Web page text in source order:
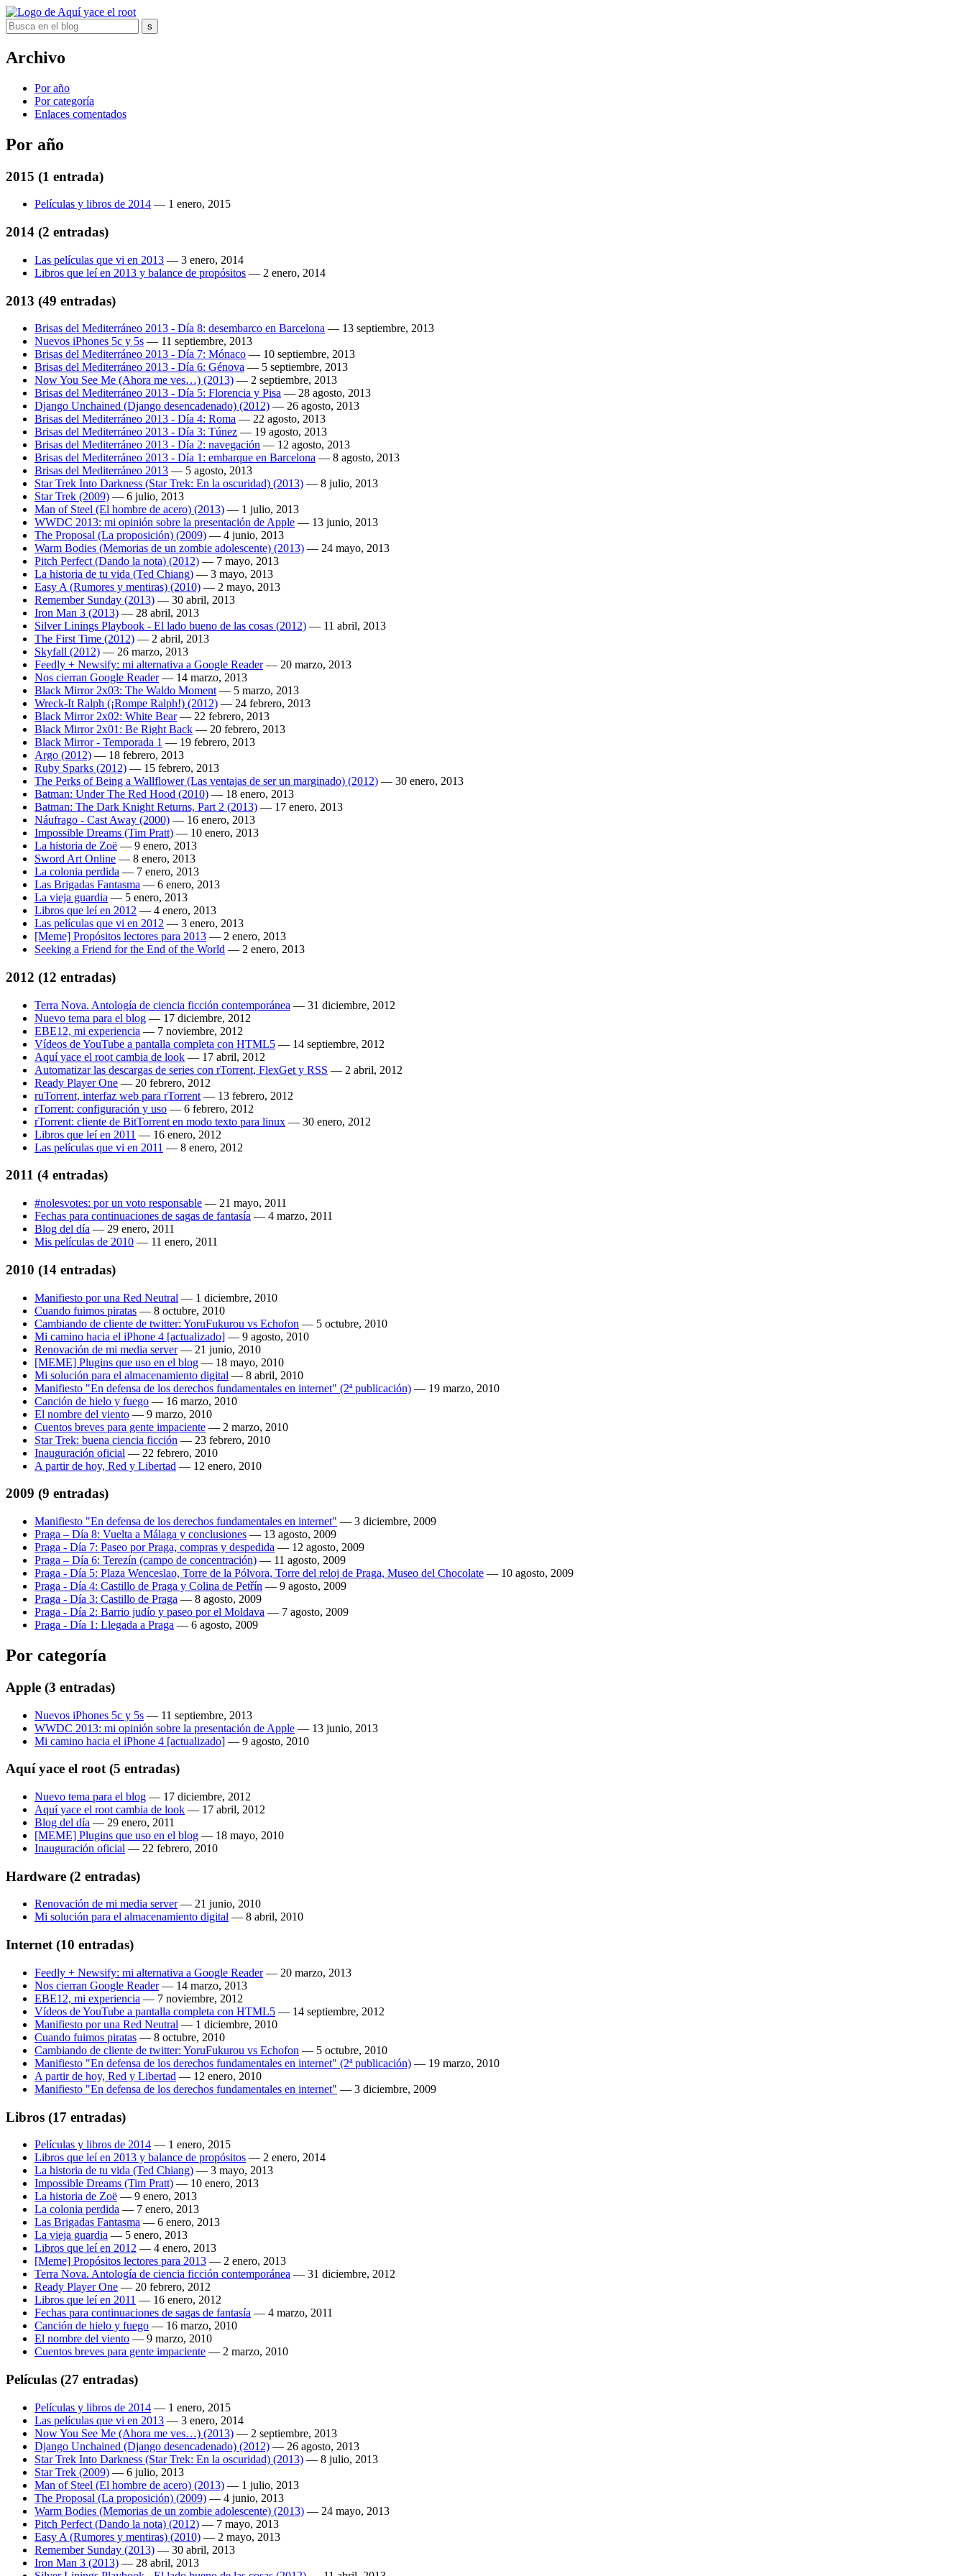
Archivo
Por año
Por categoría
Enlaces comentados
Por año
2015 (1 entrada)
Películas y libros de 2014 — 1 enero, 2015
2014 (2 entradas)
Las películas que vi en 2013 — 3 enero, 2014
Libros que leí en 2013 y balance de propósitos — 2 enero, 2014
2013 (49 entradas)
Brisas del Mediterráneo 2013 - Día 8: desembarco en Barcelona — 13 septiembre, 2013
Nuevos iPhones 5c y 5s — 11 septiembre, 2013
Brisas del Mediterráneo 2013 - Día 7: Mónaco — 10 septiembre, 2013
Brisas del Mediterráneo 2013 - Día 6: Génova — 5 septiembre, 2013
Now You See Me (Ahora me ves…) (2013) — 2 septiembre, 2013
Brisas del Mediterráneo 2013 - Día 5: Florencia y Pisa — 28 agosto, 2013
Django Unchained (Django desencadenado) (2012) — 26 agosto, 2013
Brisas del Mediterráneo 2013 - Día 4: Roma — 22 agosto, 2013
Brisas del Mediterráneo 2013 - Día 3: Túnez — 19 agosto, 2013
Brisas del Mediterráneo 2013 - Día 2: navegación — 12 agosto, 2013
Brisas del Mediterráneo 2013 - Día 1: embarque en Barcelona — 8 agosto, 2013
Brisas del Mediterráneo 2013 — 5 agosto, 2013
Star Trek Into Darkness (Star Trek: En la oscuridad) (2013) — 8 julio, 2013
Star Trek (2009) — 6 julio, 2013
Man of Steel (El hombre de acero) (2013) — 1 julio, 2013
WWDC 2013: mi opinión sobre la presentación de Apple — 13 junio, 2013
The Proposal (La proposición) (2009) — 4 junio, 2013
Warm Bodies (Memorias de un zombie adolescente) (2013) — 24 mayo, 2013
Pitch Perfect (Dando la nota) (2012) — 7 mayo, 2013
La historia de tu vida (Ted Chiang) — 3 mayo, 2013
Easy A (Rumores y mentiras) (2010) — 2 mayo, 2013
Remember Sunday (2013) — 30 abril, 2013
Iron Man 3 (2013) — 28 abril, 2013
Silver Linings Playbook - El lado bueno de las cosas (2012) — 11 abril, 2013
The First Time (2012) — 2 abril, 2013
Skyfall (2012) — 26 marzo, 2013
Feedly + Newsify: mi alternativa a Google Reader— 20 marzo, 2013
Nos cierran Google Reader— 14 marzo, 2013
Black Mirror 2x03: The Waldo Moment — 5 marzo, 2013
Wreck-It Ralph (¡Rompe Ralph!) (2012) — 24 febrero, 2013
Black Mirror 2x02: White Bear— 22 febrero, 2013
Black Mirror 2x01: Be Right Back — 20 febrero, 2013
Black Mirror - Temporada 1 — 19 febrero, 2013
Argo (2012) — 18 febrero, 2013
Ruby Sparks (2012) — 15 febrero, 2013
The Perks of Being a Wallflower (Las ventajas de ser un marginado) (2012) — 30 enero, 2013
Batman: Under The Red Hood (2010) — 18 enero, 2013
Batman: The Dark Knight Returns, Part 2 (2013) — 17 enero, 2013
Náufrago - Cast Away (2000) — 16 enero, 2013
Impossible Dreams (Tim Pratt) — 10 enero, 2013
La historia de Zoë — 9 enero, 2013
Sword Art Online — 8 enero, 2013
La colonia perdida — 7 enero, 2013
Las Brigadas Fantasma — 6 enero, 2013
La vieja guardia — 5 enero, 2013
Libros que leí en 2012 — 4 enero, 2013
Las películas que vi en 2012 — 3 enero, 2013
[Meme] Propósitos lectores para 2013 — 2 enero, 2013
Seeking a Friend for the End of the World — 2 enero, 2013
2012 (12 entradas)
Terra Nova. Antología de ciencia ficción contemporánea — 31 diciembre, 2012
Nuevo tema para el blog — 17 diciembre, 2012
EBE12, mi experiencia — 7 noviembre, 2012
Vídeos de YouTube a pantalla completa con HTML5 — 14 septiembre, 2012
Aquí yace el root cambia de look — 17 abril, 2012
Automatizar las descargas de series con rTorrent, FlexGet y RSS — 2 abril, 2012
Ready Player One — 20 febrero, 2012
ruTorrent, interfaz web para rTorrent — 13 febrero, 2012
rTorrent: configuración y uso — 6 febrero, 2012
rTorrent: cliente de BitTorrent en modo texto para linux — 30 enero, 2012
Libros que leí en 2011 — 16 enero, 2012
Las películas que vi en 2011 — 8 enero, 2012
2011 (4 entradas)
#nolesvotes: por un voto responsable — 21 mayo, 2011
Fechas para continuaciones de sagas de fantasía — 4 marzo, 2011
Blog del día — 29 enero, 2011
Mis películas de 2010 — 11 enero, 2011
2010 (14 entradas)
Manifiesto por una Red Neutral — 1 diciembre, 2010
Cuando fuimos piratas — 8 octubre, 2010
Cambiando de cliente de twitter: YoruFukurou vs Echofon — 5 octubre, 2010
Mi camino hacia el iPhone 4 [actualizado] — 9 agosto, 2010
Renovación de mi media server— 21 junio, 2010
[MEME] Plugins que uso en el blog — 18 mayo, 2010
Mi solución para el almacenamiento digital — 8 abril, 2010
Manifiesto "En defensa de los derechos fundamentales en internet" (2ª publicación) — 19 marzo, 2010
Canción de hielo y fuego — 16 marzo, 2010
El nombre del viento — 9 marzo, 2010
Cuentos breves para gente impaciente — 2 marzo, 2010
Star Trek: buena ciencia ficción — 23 febrero, 2010
Inauguración oficial — 22 febrero, 2010
A partir de hoy, Red y Libertad — 12 enero, 2010
2009 (9 entradas)
Manifiesto "En defensa de los derechos fundamentales en internet" — 3 diciembre, 2009
Praga – Día 8: Vuelta a Málaga y conclusiones — 13 agosto, 2009
Praga - Día 7: Paseo por Praga, compras y despedida — 12 agosto, 2009
Praga – Día 6: Terezín (campo de concentración) — 11 agosto, 2009
Praga - Día 5: Plaza Wenceslao, Torre de la Pólvora, Torre del reloj de Praga, Museo del Chocolate — 10 agosto, 2009
Praga - Día 4: Castillo de Praga y Colina de Petřín — 9 agosto, 2009
Praga - Día 3: Castillo de Praga — 8 agosto, 2009
Praga - Día 2: Barrio judío y paseo por el Moldava — 7 agosto, 2009
Praga - Día 1: Llegada a Praga — 6 agosto, 2009
Por categoría
Apple (3 entradas)
Nuevos iPhones 5c y 5s — 11 septiembre, 2013
WWDC 2013: mi opinión sobre la presentación de Apple — 13 junio, 2013
Mi camino hacia el iPhone 4 [actualizado] — 9 agosto, 2010
Aquí yace el root(5 entradas)
Nuevo tema para el blog — 17 diciembre, 2012
Aquí yace el root cambia de look — 17 abril, 2012
Blog del día — 29 enero, 2011
[MEME] Plugins que uso en el blog — 18 mayo, 2010
Inauguración oficial — 22 febrero, 2010
Hardware (2 entradas)
Renovación de mi media server— 21 junio, 2010
Mi solución para el almacenamiento digital — 8 abril, 2010
Internet (10 entradas)
Feedly + Newsify: mi alternativa a Google Reader— 20 marzo, 2013
Nos cierran Google Reader— 14 marzo, 2013
EBE12, mi experiencia — 7 noviembre, 2012
Vídeos de YouTube a pantalla completa con HTML5 — 14 septiembre, 2012
Manifiesto por una Red Neutral — 1 diciembre, 2010
Cuando fuimos piratas — 8 octubre, 2010
Cambiando de cliente de twitter: YoruFukurou vs Echofon — 5 octubre, 2010
Manifiesto "En defensa de los derechos fundamentales en internet" (2ª publicación) — 19 marzo, 2010
A partir de hoy, Red y Libertad — 12 enero, 2010
Manifiesto "En defensa de los derechos fundamentales en internet" — 3 diciembre, 2009
Libros (17 entradas)
Películas y libros de 2014 — 1 enero, 2015
Libros que leí en 2013 y balance de propósitos — 2 enero, 2014
La historia de tu vida (Ted Chiang) — 3 mayo, 2013
Impossible Dreams (Tim Pratt) — 10 enero, 2013
La historia de Zoë — 9 enero, 2013
La colonia perdida — 7 enero, 2013
Las Brigadas Fantasma — 6 enero, 2013
La vieja guardia — 5 enero, 2013
Libros que leí en 2012 — 4 enero, 2013
[Meme] Propósitos lectores para 2013 — 2 enero, 2013
Terra Nova. Antología de ciencia ficción contemporánea — 31 diciembre, 2012
Ready Player One — 20 febrero, 2012
Libros que leí en 2011 — 16 enero, 2012
Fechas para continuaciones de sagas de fantasía — 4 marzo, 2011
Canción de hielo y fuego — 16 marzo, 2010
El nombre del viento — 9 marzo, 2010
Cuentos breves para gente impaciente — 2 marzo, 2010
Películas (27 entradas)
Películas y libros de 2014 — 1 enero, 2015
Las películas que vi en 2013 — 3 enero, 2014
Now You See Me (Ahora me ves…) (2013) — 2 septiembre, 2013
Django Unchained (Django desencadenado) (2012) — 26 agosto, 2013
Star Trek Into Darkness (Star Trek: En la oscuridad) (2013) — 8 julio, 2013
Star Trek (2009) — 6 julio, 2013
Man of Steel (El hombre de acero) (2013) — 1 julio, 2013
The Proposal (La proposición) (2009) — 4 junio, 2013
Warm Bodies (Memorias de un zombie adolescente) (2013) — 24 mayo, 2013
Pitch Perfect (Dando la nota) (2012) — 7 mayo, 2013
Easy A (Rumores y mentiras) (2010) — 2 mayo, 2013
Remember Sunday (2013) — 30 abril, 2013
Iron Man 3 (2013) — 28 abril, 2013